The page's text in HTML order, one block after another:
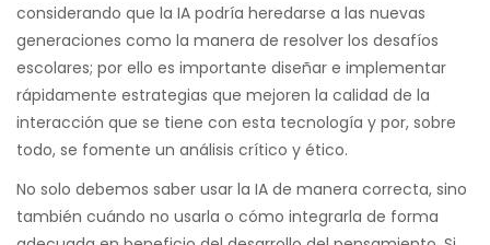
considerando que la IA podría heredarse a las nuevas
generaciones como la manera de resolver los desafíos
escolares; por ello es importante diseñar e implementar
rápidamente estrategias que mejoren la calidad de la
interacción que se tiene con esta tecnología y por, sobre
todo, se fomente un análisis crítico y ético.
No solo debemos saber usar la IA de manera correcta, sino
también cuándo no usarla o cómo integrarla de forma